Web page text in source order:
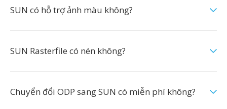
SUN có hỗ trợ ảnh màu không?
SUN Rasterfile có nén không?
Chuyển đổi ODP sang SUN có miễn phí không?